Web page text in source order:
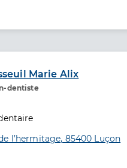
Marie Alix
dentiste de santé
l’hermitage, 85400 Luçon